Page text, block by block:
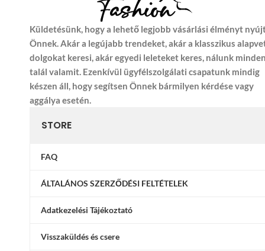
Küldetésünk, hogy a lehető legjobb vásárlási élményt
Önnek. Akár a legújabb trendeket, akár a klasszikus
dolgokat keresi, akár egyedi leleteket keres, nálunk
talál valamit. Ezenkívül ügyfélszolgálati csapatunk mindig
készen áll, hogy segítsen Önnek bármilyen kérdése vagy
aggálya esetén.
STORE
FAQ
ÁLTALÁNOS SZERZŐDÉSI FELTÉTELEK
Adatkezelési Tájékoztató
Visszaküldés és csere